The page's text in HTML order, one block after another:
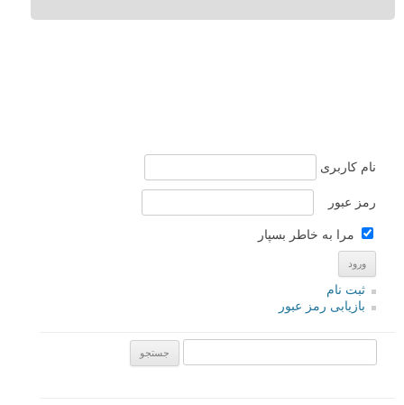
نام کاربری
رمز عبور
مرا به خاطر بسپار
ثبت نام
بازیابی رمز عبور